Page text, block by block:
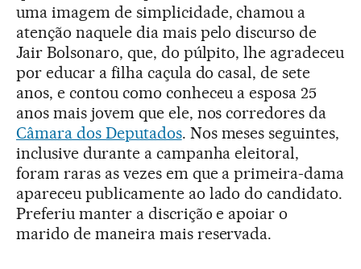
uma imagem de simplicidade, chamou a
atenção naquele dia mais pelo discurso de
Jair Bolsonaro, que, do púlpito, lhe agradeceu
por educar a filha caçula do casal, de sete
anos, e contou como conheceu a esposa 25
anos mais jovem que ele, nos corredores da
Câmara dos Deputados. Nos meses seguintes,
inclusive durante a campanha eleitoral,
foram raras as vezes em que a primeira-dama
apareceu publicamente ao lado do candidato.
Preferiu manter a discrição e apoiar o
marido de maneira mais reservada.